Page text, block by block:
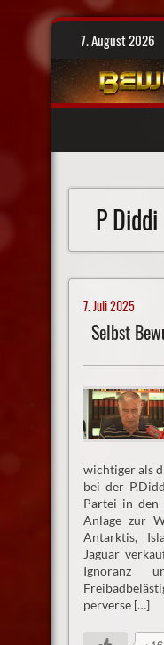
Skip
7. August 2026
P Diddi
7. Juli 2025
Selbst
wichtiger als
bei der
Partei in den
Anlage zur
Antarktis,
Jaguar
Ignoranz
perverse […]